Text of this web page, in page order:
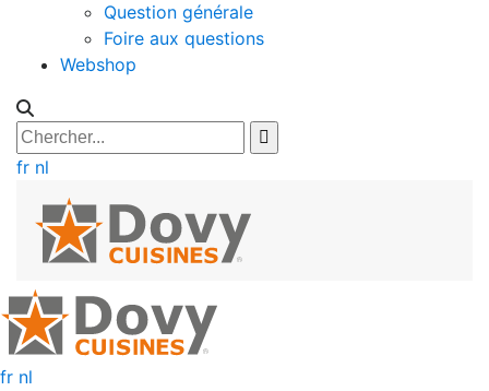
Question générale
Foire aux questions
Webshop
fr nl
fr nl